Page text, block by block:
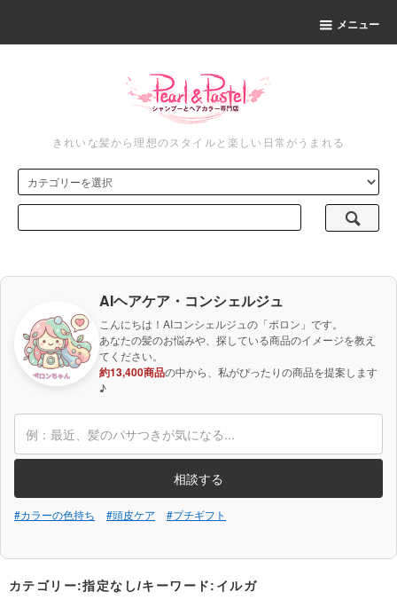
メニュー
きれいな髪から理想のスタイルと楽しい日常がうまれる
AIヘアケア・コンシェルジュ
こんにちは！AIコンシェルジュの「ポロン」です。
あなたの髪のお悩みや、探している商品のイメージを教え
てください。
約13,400商品の中から、私がぴったりの商品を提案します
♪
相談する
#カラーの色持ち #頭皮ケア #プチギフト
カテゴリー:指定なし/キーワード:イルガ